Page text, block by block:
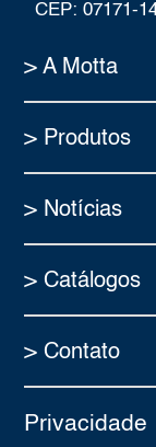
CEP: 07171-
> A Motta
> Produtos
> Notícias
> Catálogos
> Contato
Privacidade